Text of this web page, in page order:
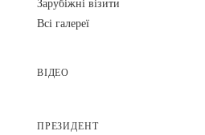
Всі галереї
ВІДЕО
ПРЕЗИДЕНТ